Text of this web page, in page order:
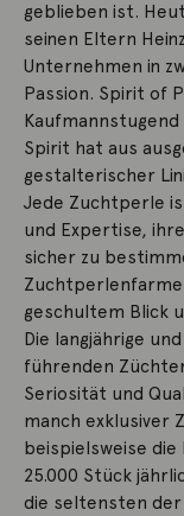
geblieben ist.
seinen Eltern
Unternehmen in
Passion. Spirit of
Spirit hat aus
gestalterischer
Jede Zuchtperle
und Expertise,
sicher zu
geschultem Blick
Die langjährige
führenden
Seriosität und
manch exklusiver
beispielsweise
25.000 Stück
die seltensten